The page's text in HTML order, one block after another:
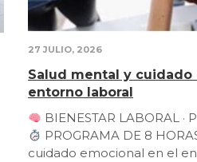
27 JULIO, 2026
Salud mental y
entorno laboral
BIENESTAR LABORAL ·
PROGRAMA DE 8
cuidado emocional en el